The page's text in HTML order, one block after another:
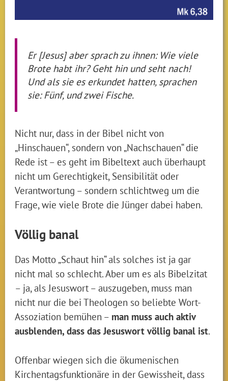
Er [Jesus] aber sprach zu ihnen: Wie viele
Brote habt ihr? Geht hin und seht nach!
Und als sie es erkundet hatten, sprachen
sie: Fünf, und zwei Fische.
Nicht nur, dass in der Bibel nicht von
„Hinschauen“, sondern von „Nachschauen“ die
Rede ist – es geht im Bibeltext auch überhaupt
nicht um Gerechtigkeit, Sensibilität oder
Verantwortung – sondern schlichtweg um die
Frage, wie viele Brote die Jünger dabei haben.
Völlig banal
Das Motto „Schaut hin“ als solches ist ja gar
nicht mal so schlecht. Aber um es als Bibelzitat
– ja, als Jesuswort – auszugeben, muss man
nicht nur die bei Theologen so beliebte Wort-
Assoziation bemühen – man muss auch aktiv
ausblenden, dass das Jesuswort völlig banal ist.
Offenbar wiegen sich die ökumenischen
Kirchentagsfunktionäre in der Gewissheit, dass